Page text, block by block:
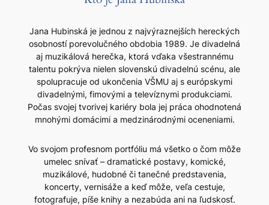
Jana Hubinská je jednou z najvýraznejších hereckých
osobností porevolučného obdobia 1989. Je divadelná
aj muzikálová herečka, ktorá vďaka všestrannému
talentu pokrýva nielen slovenskú divadelnú scénu, ale
spolupracuje od ukončenia VŠMU aj s európskymi
divadelnými, fimovými a televíznymi produkciami.
Počas svojej tvorivej kariéry bola jej práca ohodnotená
mnohými domácimi a medzinárodnými oceneniami.
Vo svojom profesnom portfóliu má všetko o čom môže
umelec snívať – dramatické postavy, komické,
muzikálové, hudobné či tanečné predstavenia,
koncerty, vernisáže a keď môže, veľa cestuje,
fotografuje, píše knihy a nezabúda ani na ľudskosť.